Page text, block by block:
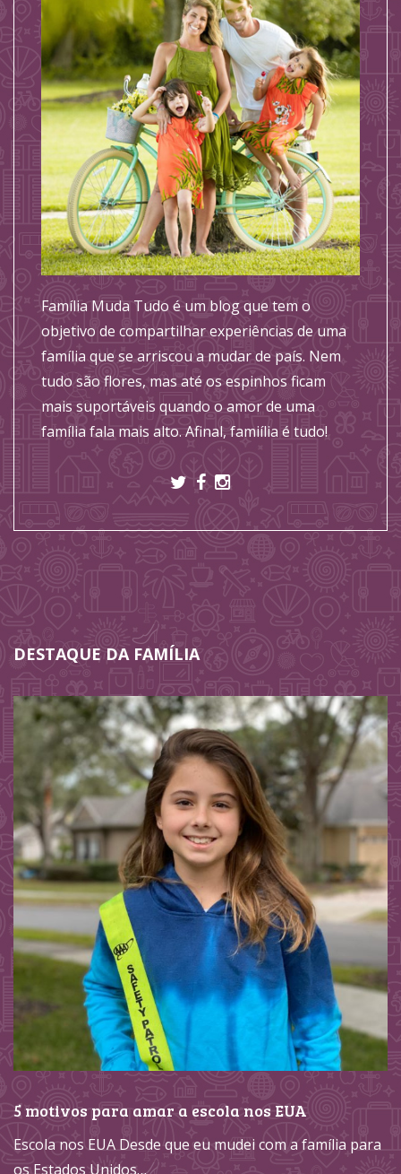
Família Muda Tudo é um blog que tem o
objetivo de compartilhar experiências de uma
família que se arriscou a mudar de país. Nem
tudo são flores, mas até os espinhos ficam
mais suportáveis quando o amor de uma
família fala mais alto. Afinal, famiília é tudo!
DESTAQUE DA FAMÍLIA
5 motivos para amar a escola nos EUA
Escola nos EUA Desde que eu mudei com a família para
os Estados Unidos…